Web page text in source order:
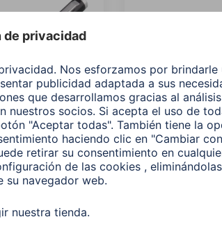
táctil "Easy"
y
Hama